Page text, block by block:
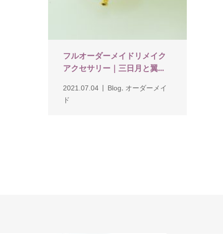
フルオーダーメイドリメイク
アクセサリー｜三日月と翼...
2021.07.04 Blog, オーダーメイ
ド